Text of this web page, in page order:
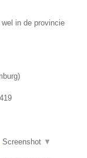
in de provincie
)
Screenshot ▼